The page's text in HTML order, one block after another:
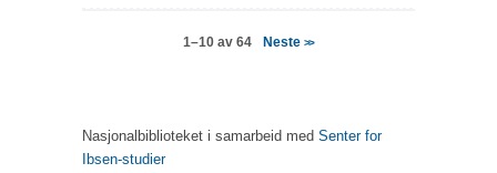
1–10 av 64 Neste>>
Nasjonalbiblioteket i samarbeid med Senter for
Ibsen-studier